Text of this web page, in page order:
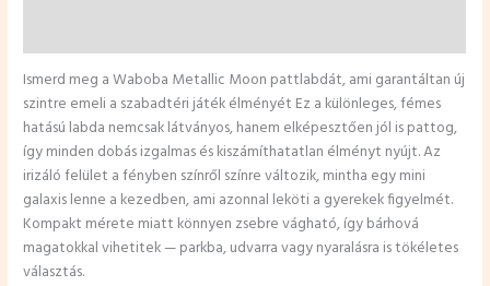
Ismerd meg a Waboba Metallic Moon pattlabdát, ami garantáltan új
szintre emeli a szabadtéri játék élményét Ez a különleges, fémes
hatású labda nemcsak látványos, hanem elképesztően jól is pattog,
így minden dobás izgalmas és kiszámíthatatlan élményt nyújt. Az
irizáló felület a fényben színről színre változik, mintha egy mini
galaxis lenne a kezedben, ami azonnal leköti a gyerekek figyelmét.
Kompakt mérete miatt könnyen zsebre vágható, így bárhová
magatokkal vihetitek — parkba, udvarra vagy nyaralásra is tökéletes
választás.